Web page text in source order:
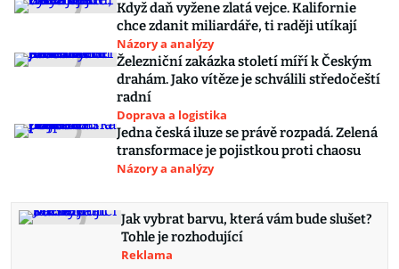
Když daň vyžene zlatá vejce. Kalifornie
chce zdanit miliardáře, ti raději utíkají
Názory a analýzy
Železniční zakázka století míří k Českým
drahám. Jako vítěze je schválili středočeští
radní
Doprava a logistika
Jedna česká iluze se právě rozpadá. Zelená
transformace je pojistkou proti chaosu
Názory a analýzy
Jak vybrat barvu, která vám bude slušet?
Tohle je rozhodující
Reklama